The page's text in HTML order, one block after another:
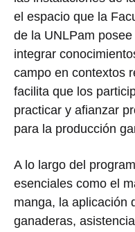
el espacio que la
de la UNLPam
integrar
campo en contextos
facilita que los
practicar y afianzar
para la producción
A lo largo del
esenciales como el
manga, la aplicación
ganaderas,